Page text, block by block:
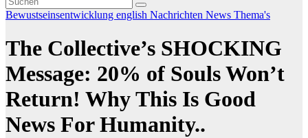
Bewustseinsentwicklung english Nachrichten News Thema's
The Collective’s SHOCKING
Message: 20% of Souls Won’t
Return! Why This Is Good
News For Humanity..